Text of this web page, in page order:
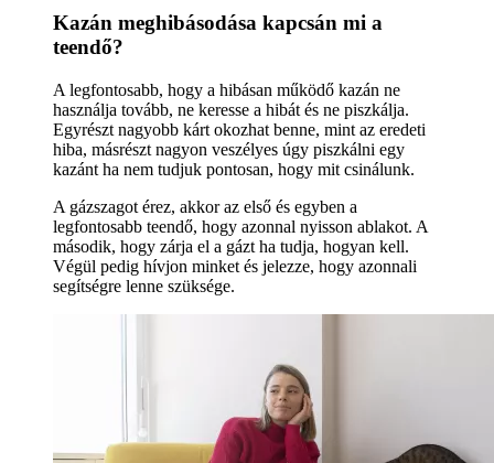
Kazán meghibásodása kapcsán mi a
teendő?
A legfontosabb, hogy a hibásan működő kazán ne
használja tovább, ne keresse a hibát és ne piszkálja.
Egyrészt nagyobb kárt okozhat benne, mint az eredeti
hiba, másrészt nagyon veszélyes úgy piszkálni egy
kazánt ha nem tudjuk pontosan, hogy mit csinálunk.
A gázszagot érez, akkor az első és egyben a
legfontosabb teendő, hogy azonnal nyisson ablakot. A
második, hogy zárja el a gázt ha tudja, hogyan kell.
Végül pedig hívjon minket és jelezze, hogy azonnali
segítségre lenne szüksége.